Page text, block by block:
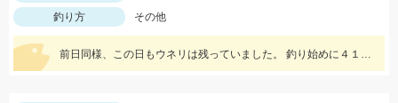
釣り方
その他
前日同様、この日もウネリは残っていました。 釣り始めに４１㎝が沖目で釣れましたが 手前はリリースサイズが多かったです。